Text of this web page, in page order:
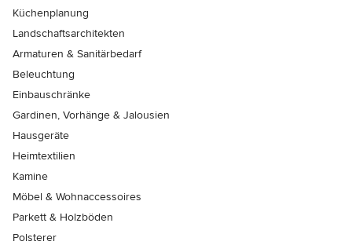
Küchenplanung
Landschaftsarchitekten
Armaturen & Sanitärbedarf
Beleuchtung
Einbauschränke
Gardinen, Vorhänge & Jalousien
Hausgeräte
Heimtextilien
Kamine
Möbel & Wohnaccessoires
Parkett & Holzböden
Polsterer